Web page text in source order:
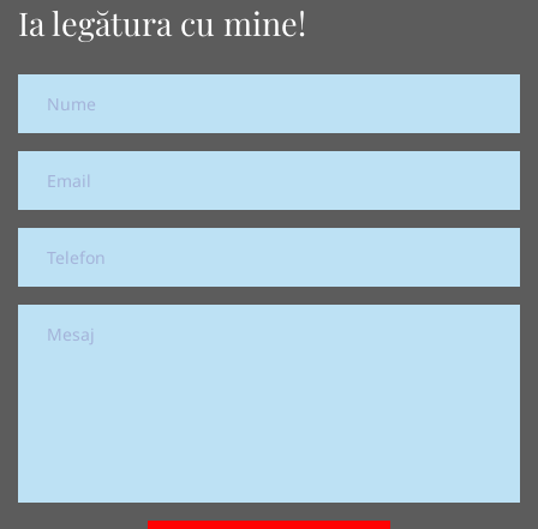
Ia legătura cu mine!